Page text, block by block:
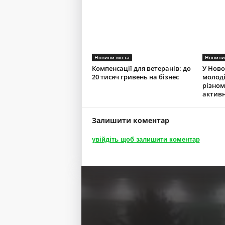
Новини міста
Компенсації для ветеранів: до
20 тисяч гривень на бізнес
Новини
У
Залишити коментар
увійдіть щоб залишити коментар